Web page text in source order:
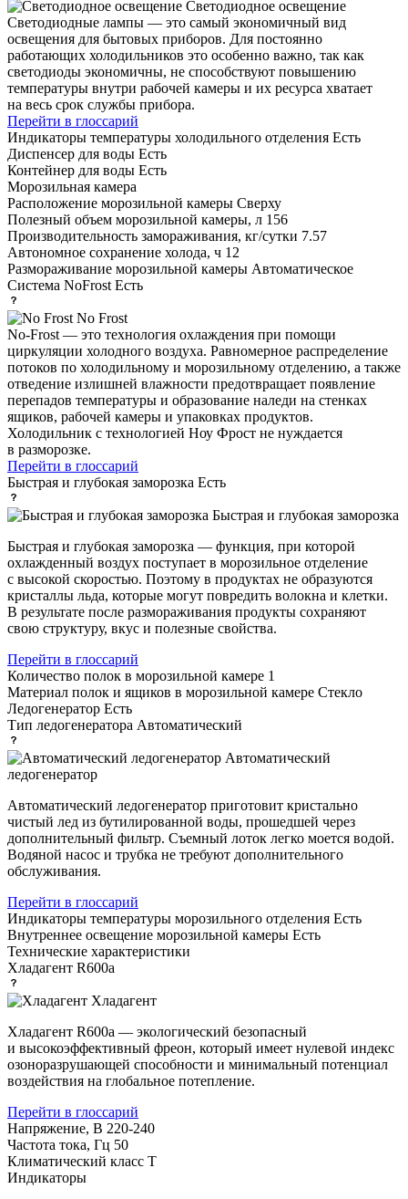
Светодиодное освещение
Светодиодные лампы — это самый экономичный вид
освещения для бытовых приборов. Для постоянно
работающих холодильников это особенно важно, так как
светодиоды экономичны, не способствуют повышению
температуры внутри рабочей камеры и их ресурса хватает
на весь срок службы прибора.
Перейти в глоссарий
Индикаторы температуры холодильного отделения Есть
Диспенсер для воды Есть
Контейнер для воды Есть
Морозильная камера
Расположение морозильной камеры Сверху
Полезный объем морозильной камеры, л 156
Производительность замораживания, кг/сутки 7.57
Автономное сохранение холода, ч 12
Размораживание морозильной камеры Автоматическое
Система NoFrost Есть
No Frost
No-Frost — это технология охлаждения при помощи
циркуляции холодного воздуха. Равномерное распределение
потоков по холодильному и морозильному отделению, а также
отведение излишней влажности предотвращает появление
перепадов температуры и образование наледи на стенках
ящиков, рабочей камеры и упаковках продуктов.
Холодильник с технологией Ноу Фрост не нуждается
в разморозке.
Перейти в глоссарий
Быстрая и глубокая заморозка Есть
Быстрая и глубокая заморозка
Быстрая и глубокая заморозка — функция, при которой
охлажденный воздух поступает в морозильное отделение
с высокой скоростью. Поэтому в продуктах не образуются
кристаллы льда, которые могут повредить волокна и клетки.
В результате после размораживания продукты сохраняют
свою структуру, вкус и полезные свойства.
Перейти в глоссарий
Количество полок в морозильной камере 1
Материал полок и ящиков в морозильной камере Стекло
Ледогенератор Есть
Тип ледогенератора Автоматический
Автоматический
ледогенератор
Автоматический ледогенератор приготовит кристально
чистый лед из бутилированной воды, прошедшей через
дополнительный фильтр. Съемный лоток легко моется водой.
Водяной насос и трубка не требуют дополнительного
обслуживания.
Перейти в глоссарий
Индикаторы температуры морозильного отделения Есть
Внутреннее освещение морозильной камеры Есть
Технические характеристики
Хладагент R600a
Хладагент
Хладагент R600a — экологический безопасный
и высокоэффективный фреон, который имеет нулевой индекс
озоноразрушающей способности и минимальный потенциал
воздействия на глобальное потепление.
Перейти в глоссарий
Напряжение, В 220-240
Частота тока, Гц 50
Климатический класс T
Индикаторы